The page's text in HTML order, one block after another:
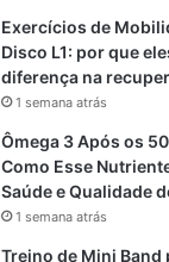
Exercícios de
Disco L1: por que
diferença na
1 semana atrás
Ômega 3 Após os
Como Esse
Saúde e Qualidade
1 semana atrás
Treino de Mini Band